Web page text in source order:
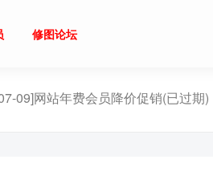
修图论坛
09]网站年费会员降价促销(已过期)